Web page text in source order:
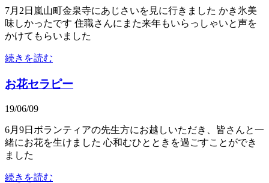
7月2日嵐山町金泉寺にあじさいを見に行きました かき氷美
味しかったです 住職さんにまた来年もいらっしゃいと声を
かけてもらいました
続きを読む
お花セラピー
19/06/09
6月9日ボランティアの先生方にお越しいただき、皆さんと一
緒にお花を生けました 心和むひとときを過ごすことができ
ました
続きを読む